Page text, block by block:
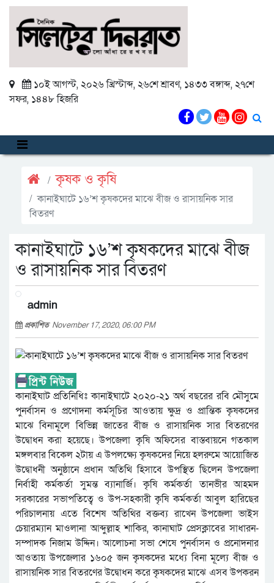
১০ই আগস্ট, ২০২৬ খ্রিস্টাব্দ, ২৬শে শ্রাবণ, ১৪৩৩ বঙ্গাব্দ, ২৭শে
সফর, ১৪৪৮ হিজরি
কৃষক ও কৃষি
কানাইঘাটে ১৬’শ কৃষকদের মাঝে বীজ ও রাসায়নিক সার
বিতরণ
কানাইঘাটে ১৬’শ কৃষকদের মাঝে বীজ
ও রাসায়নিক সার বিতরণ
admin
প্রকাশিত November 17, 2020, 06:00 PM
কানাইঘাট প্রতিনিধিঃ কানাইঘাটে ২০২০-২১ অর্থ বছরের রবি মৌসুমে
পুনর্বাসন ও প্রণোদনা কর্মসূচির আওতায় ক্ষুদ্র ও প্রান্তিক কৃষকদের
মাঝে বিনামূলে বিভিন্ন জাতের বীজ ও রাসায়নিক সার বিতরণের
উদ্বোধন করা হয়েছে। উপজেলা কৃষি অফিসের বাস্তবায়নে গতকাল
মঙ্গলবার বিকেল ২টায় এ উপলক্ষ্যে কৃষকদের নিয়ে হলরুমে আয়োজিত
উদ্বোধনী অনুষ্ঠানে প্রধান অতিথি হিসাবে উপস্থিত ছিলেন উপজেলা
নির্বাহী কর্মকর্তা সুমন্ত ব্যানার্জি। কৃষি কর্মকর্তা তানভীর আহমদ
সরকারের সভাপতিত্বে ও উপ-সহকারী কৃষি কর্মকর্তা আবুল হারিছের
পরিচালনায় এতে বিশেষ অতিথির বক্তব্য রাখেন উপজেলা ভাইস
চেয়ারম্যান মাওলানা আব্দুল্লাহ শাকির, কানাঘাট প্রেসক্লাবের সাধারন-
সম্পাদক নিজাম উদ্দিন। আলোচনা সভা শেষে পুনর্বাসন ও প্রনোদনার
আওতায় উপজেলার ১৬০৫ জন কৃষকদের মধ্যে বিনা মূল্যে বীজ ও
রাসায়নিক সার বিতরণের উদ্বোধন করে কৃষকদের মাঝে এসব উপকরন